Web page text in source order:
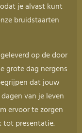
je alvast kunt
bruidstaarten
op de door
grote dag nergens
dat jouw
van je leven
ervoor te zorgen
tot presentatie.